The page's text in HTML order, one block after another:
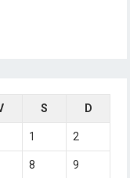
S D
1 2
8 9